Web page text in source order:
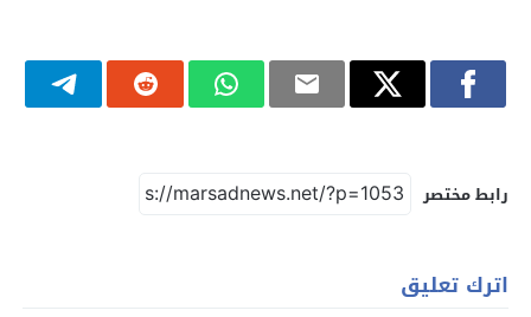
رابط مختصر
اترك تعليق